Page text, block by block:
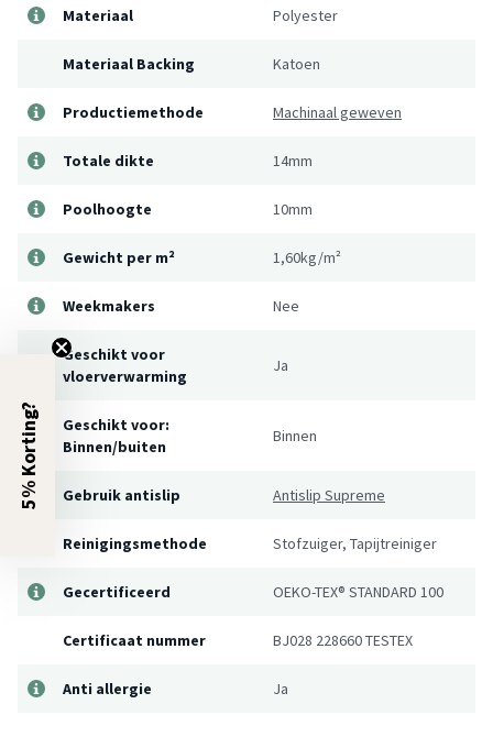
Materiaal Polyester
Materiaal Backing Katoen
Productiemethode Machinaal geweven
Totale dikte 14mm
Poolhoogte 10mm
Gewicht per m² 1,60kg/m²
Weekmakers Nee
Geschikt voor
vloerverwarming
Ja
Geschikt voor:
Binnen/buiten
Binnen
Gebruik antislip Antislip Supreme
Reinigingsmethode Stofzuiger, Tapijtreiniger
Gecertificeerd OEKO-TEX® STANDARD 100
Certificaat nummer BJ028 228660 TESTEX
Anti allergie Ja
5% Korting?